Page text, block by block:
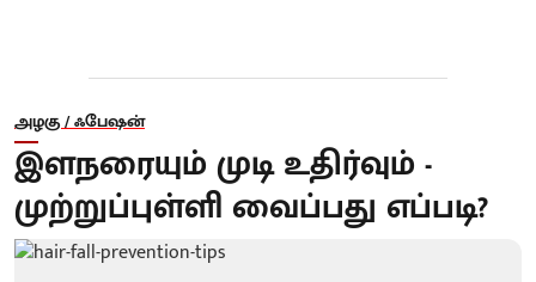
அழகு / ஃபேஷன்
இளநரையும் முடி உதிர்வும் -
முற்றுப்புள்ளி வைப்பது எப்படி?